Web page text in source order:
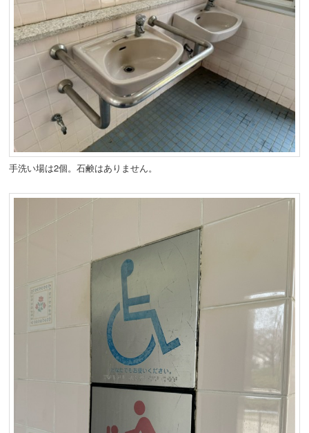
手洗い場は2個。石鹸はありません。